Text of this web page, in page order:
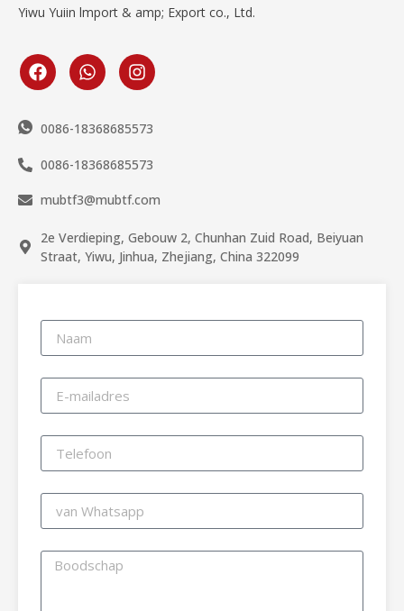
Yiwu Yuiin lmport & amp; Export co., Ltd.
0086-18368685573
0086-18368685573
mubtf3@mubtf.com
2e Verdieping, Gebouw 2, Chunhan Zuid Road, Beiyuan
Straat, Yiwu, Jinhua, Zhejiang, China 322099